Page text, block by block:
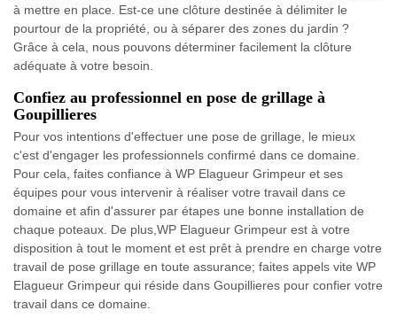
à mettre en place. Est-ce une clôture destinée à délimiter le
pourtour de la propriété, ou à séparer des zones du jardin ?
Grâce à cela, nous pouvons déterminer facilement la clôture
adéquate à votre besoin.
Confiez au professionnel en pose de grillage à
Goupillieres
Pour vos intentions d'effectuer une pose de grillage, le mieux
c'est d'engager les professionnels confirmé dans ce domaine.
Pour cela, faites confiance à WP Elagueur Grimpeur et ses
équipes pour vous intervenir à réaliser votre travail dans ce
domaine et afin d'assurer par étapes une bonne installation de
chaque poteaux. De plus,WP Elagueur Grimpeur est à votre
disposition à tout le moment et est prêt à prendre en charge votre
travail de pose grillage en toute assurance; faites appels vite WP
Elagueur Grimpeur qui réside dans Goupillieres pour confier votre
travail dans ce domaine.